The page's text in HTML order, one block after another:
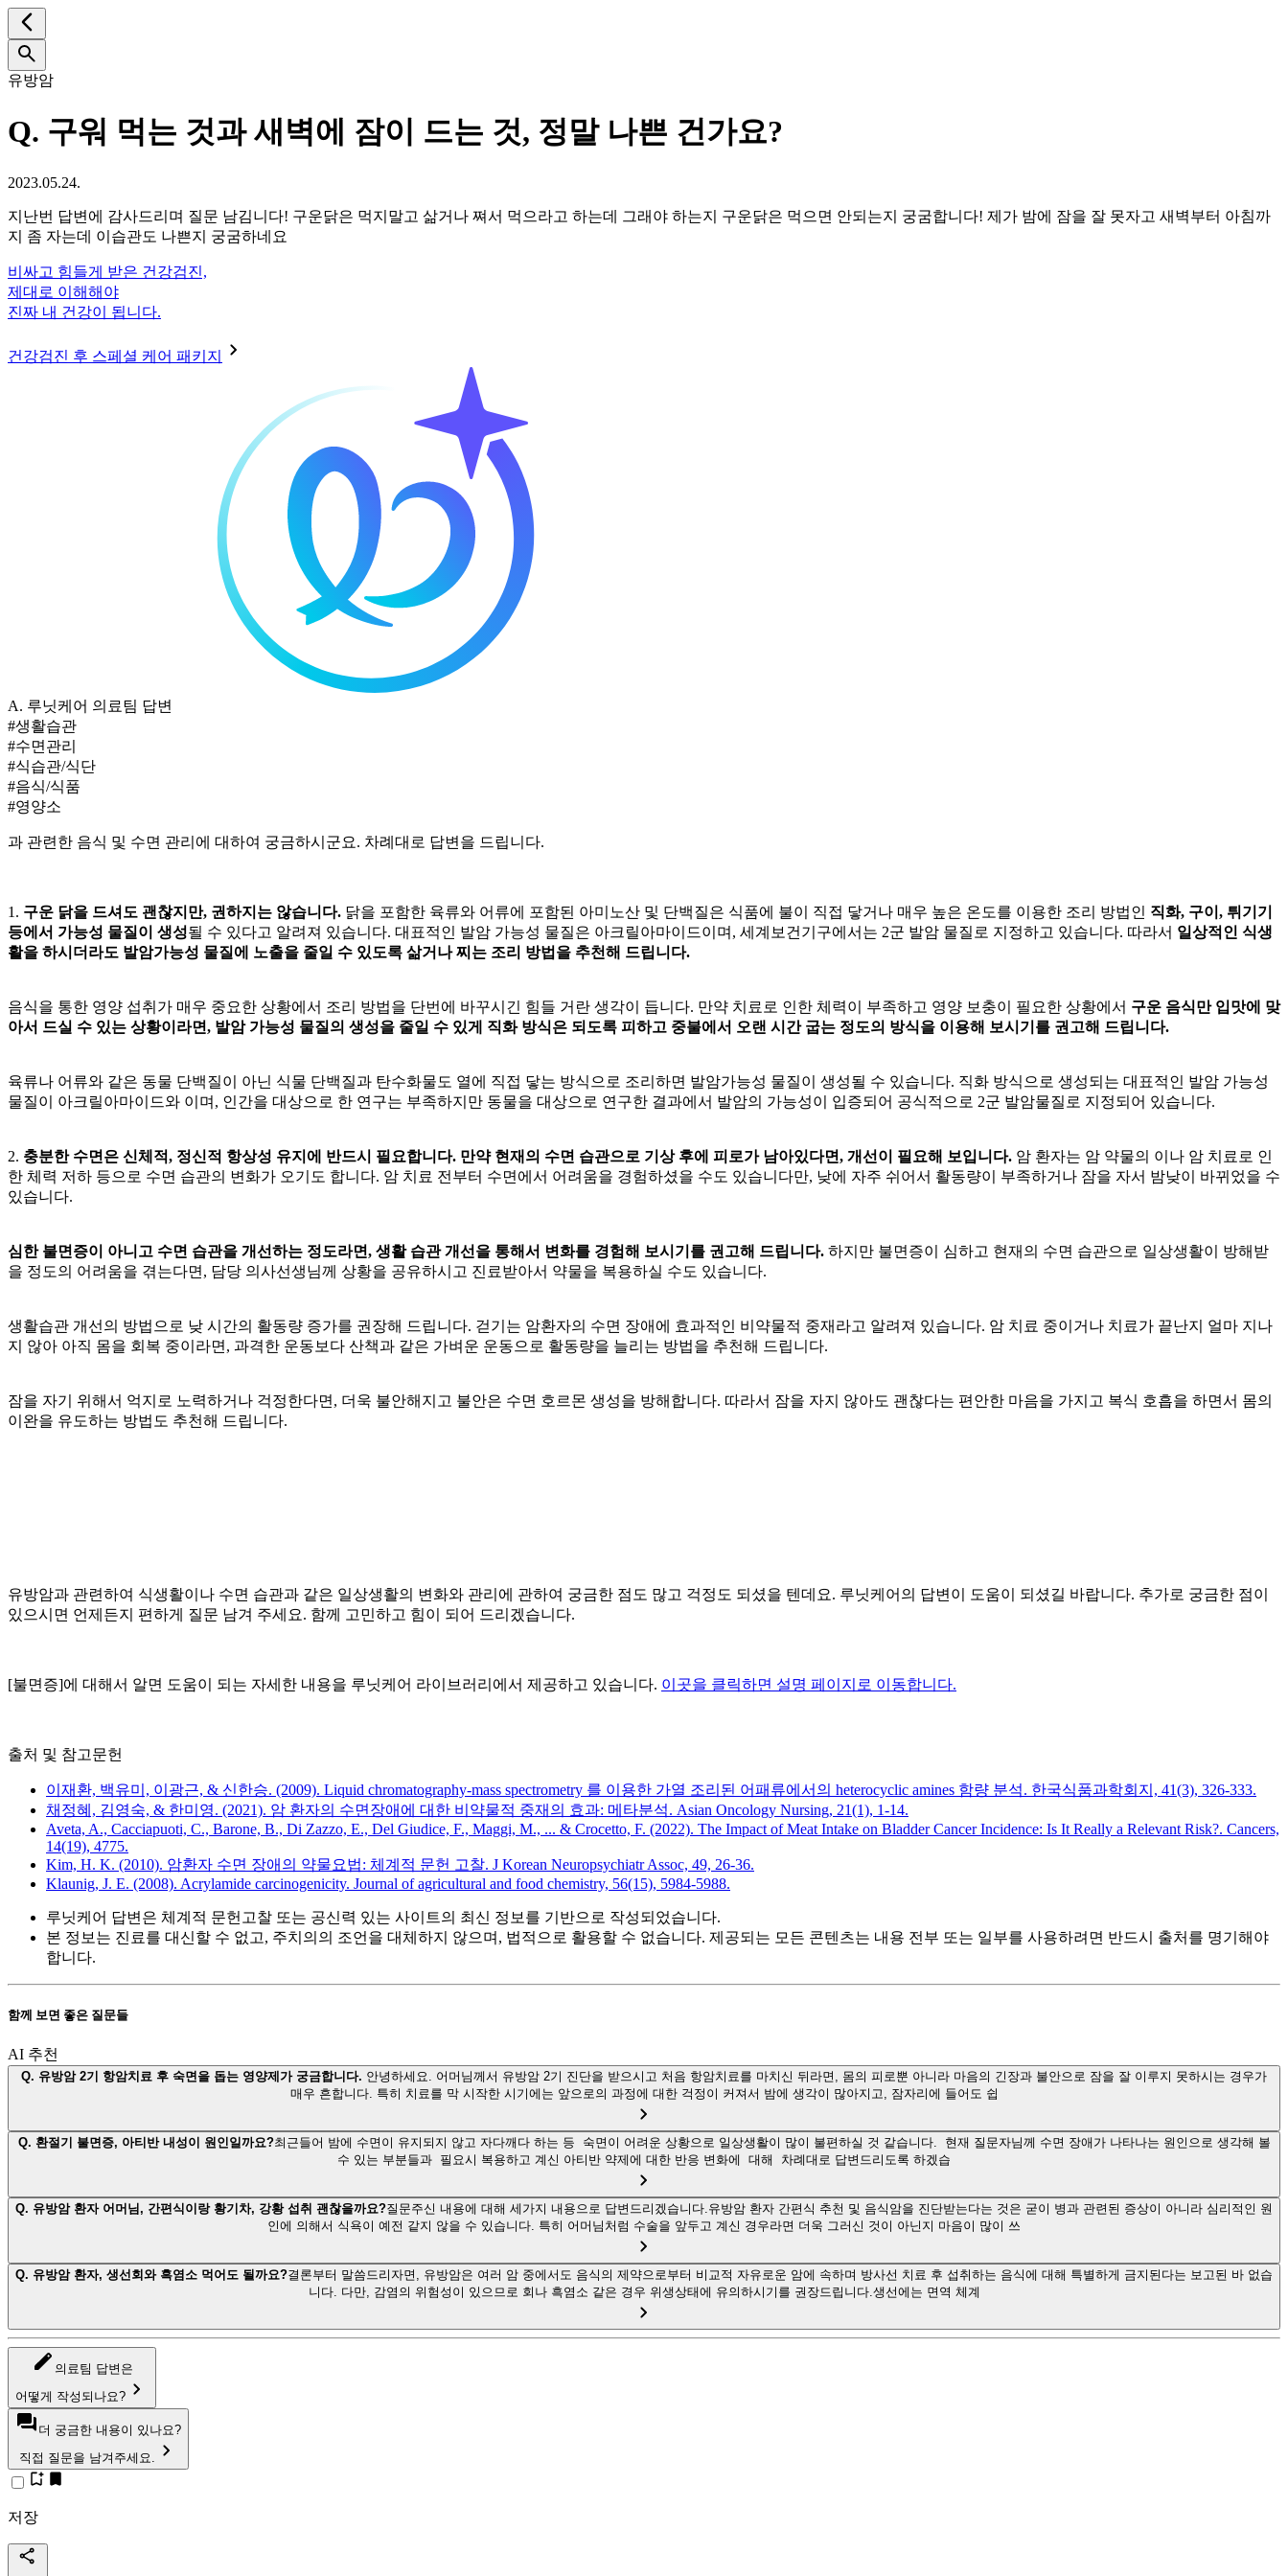
유방암
Q. 구워 먹는 것과 새벽에 잠이 드는 것, 정말 나쁜 건가요?
2023.05.24.
지난번 답변에 감사드리며 질문 남김니다! 구운닭은 먹지말고 삶거나 쪄서 먹으라고 하는데 그래야 하는지 구운닭은 먹으면 안되는지 궁굼합니다! 제가 밤에 잠을 잘 못자고 새벽부터 아침까
지 좀 자는데 이습관도 나쁜지 궁굼하네요
비싸고 힘들게 받은 건강검진,
제대로 이해해야
진짜 내 건강이 됩니다.
건강검진 후 스페셜 케어 패키지
A. 루닛케어 의료팀 답변
#생활습관
#수면관리
#식습관/식단
#음식/식품
#영양소
과 관련한 음식 및 수면 관리에 대하여 궁금하시군요. 차례대로 답변을 드립니다.
1. 구운 닭을 드셔도 괜찮지만, 권하지는 않습니다. 닭을 포함한 육류와 어류에 포함된 아미노산 및 단백질은 식품에 불이 직접 닿거나 매우 높은 온도를 이용한 조리 방법인 직화, 구이, 튀기기
등에서 가능성 물질이 생성될 수 있다고 알려져 있습니다. 대표적인 발암 가능성 물질은 아크릴아마이드이며, 세계보건기구에서는 2군 발암 물질로 지정하고 있습니다. 따라서 일상적인 식생
활을 하시더라도 발암가능성 물질에 노출을 줄일 수 있도록 삶거나 찌는 조리 방법을 추천해 드립니다.
음식을 통한 영양 섭취가 매우 중요한 상황에서 조리 방법을 단번에 바꾸시긴 힘들 거란 생각이 듭니다. 만약 치료로 인한 체력이 부족하고 영양 보충이 필요한 상황에서 구운 음식만 입맛에 맞
아서 드실 수 있는 상황이라면, 발암 가능성 물질의 생성을 줄일 수 있게 직화 방식은 되도록 피하고 중불에서 오랜 시간 굽는 정도의 방식을 이용해 보시기를 권고해 드립니다.
육류나 어류와 같은 동물 단백질이 아닌 식물 단백질과 탄수화물도 열에 직접 닿는 방식으로 조리하면 발암가능성 물질이 생성될 수 있습니다. 직화 방식으로 생성되는 대표적인 발암 가능성
물질이 아크릴아마이드와 이며, 인간을 대상으로 한 연구는 부족하지만 동물을 대상으로 연구한 결과에서 발암의 가능성이 입증되어 공식적으로 2군 발암물질로 지정되어 있습니다.
2. 충분한 수면은 신체적, 정신적 항상성 유지에 반드시 필요합니다. 만약 현재의 수면 습관으로 기상 후에 피로가 남아있다면, 개선이 필요해 보입니다. 암 환자는 암 약물의 이나 암 치료로 인
한 체력 저하 등으로 수면 습관의 변화가 오기도 합니다. 암 치료 전부터 수면에서 어려움을 경험하셨을 수도 있습니다만, 낮에 자주 쉬어서 활동량이 부족하거나 잠을 자서 밤낮이 바뀌었을 수
있습니다.
심한 불면증이 아니고 수면 습관을 개선하는 정도라면, 생활 습관 개선을 통해서 변화를 경험해 보시기를 권고해 드립니다. 하지만 불면증이 심하고 현재의 수면 습관으로 일상생활이 방해받
을 정도의 어려움을 겪는다면, 담당 의사선생님께 상황을 공유하시고 진료받아서 약물을 복용하실 수도 있습니다.
생활습관 개선의 방법으로 낮 시간의 활동량 증가를 권장해 드립니다. 걷기는 암환자의 수면 장애에 효과적인 비약물적 중재라고 알려져 있습니다. 암 치료 중이거나 치료가 끝난지 얼마 지나
지 않아 아직 몸을 회복 중이라면, 과격한 운동보다 산책과 같은 가벼운 운동으로 활동량을 늘리는 방법을 추천해 드립니다.
잠을 자기 위해서 억지로 노력하거나 걱정한다면, 더욱 불안해지고 불안은 수면 호르몬 생성을 방해합니다. 따라서 잠을 자지 않아도 괜찮다는 편안한 마음을 가지고 복식 호흡을 하면서 몸의
이완을 유도하는 방법도 추천해 드립니다.
유방암과 관련하여 식생활이나 수면 습관과 같은 일상생활의 변화와 관리에 관하여 궁금한 점도 많고 걱정도 되셨을 텐데요. 루닛케어의 답변이 도움이 되셨길 바랍니다. 추가로 궁금한 점이
있으시면 언제든지 편하게 질문 남겨 주세요. 함께 고민하고 힘이 되어 드리겠습니다.
[불면증]에 대해서 알면 도움이 되는 자세한 내용을 루닛케어 라이브러리에서 제공하고 있습니다. 이곳을 클릭하면 설명 페이지로 이동합니다.
출처 및 참고문헌
이재환, 백유미, 이광근, & 신한승. (2009). Liquid chromatography-mass spectrometry 를 이용한 가열 조리된 어패류에서의 heterocyclic amines 함량 분석. 한국식품과학회지, 41(3), 326-333.
채정혜, 김영숙, & 한미영. (2021). 암 환자의 수면장애에 대한 비약물적 중재의 효과: 메타분석. Asian Oncology Nursing, 21(1), 1-14.
Aveta, A., Cacciapuoti, C., Barone, B., Di Zazzo, E., Del Giudice, F., Maggi, M., ... & Crocetto, F. (2022). The Impact of Meat Intake on Bladder Cancer Incidence: Is It Really a Relevant Risk?. Cancers,
14(19), 4775.
Kim, H. K. (2010). 암환자 수면 장애의 약물요법: 체계적 문헌 고찰. J Korean Neuropsychiatr Assoc, 49, 26-36.
Klaunig, J. E. (2008). Acrylamide carcinogenicity. Journal of agricultural and food chemistry, 56(15), 5984-5988.
루닛케어 답변은 체계적 문헌고찰 또는 공신력 있는 사이트의 최신 정보를 기반으로 작성되었습니다.
본 정보는 진료를 대신할 수 없고, 주치의의 조언을 대체하지 않으며, 법적으로 활용할 수 없습니다. 제공되는 모든 콘텐츠는 내용 전부 또는 일부를 사용하려면 반드시 출처를 명기해야
합니다.
함께 보면 좋은 질문들
AI 추천
Q. 유방암 2기 항암치료 후 숙면을 돕는 영양제가 궁금합니다. 안녕하세요. 어머님께서 유방암 2기 진단을 받으시고 처음 항암치료를 마치신 뒤라면, 몸의 피로뿐 아니라 마음의 긴장과 불안으로 잠을 잘 이루지 못하시는 경우가
매우 흔합니다. 특히 치료를 막 시작한 시기에는 앞으로의 과정에 대한 걱정이 커져서 밤에 생각이 많아지고, 잠자리에 들어도 쉽
Q. 환절기 불면증, 아티반 내성이 원인일까요?최근들어 밤에 수면이 유지되지 않고 자다깨다 하는 등 숙면이 어려운 상황으로 일상생활이 많이 불편하실 것 같습니다. 현재 질문자님께 수면 장애가 나타나는 원인으로 생각해 볼
수 있는 부분들과 필요시 복용하고 계신 아티반 약제에 대한 반응 변화에 대해 차례대로 답변드리도록 하겠습
Q. 유방암 환자 어머님, 간편식이랑 황기차, 강황 섭취 괜찮을까요?질문주신 내용에 대해 세가지 내용으로 답변드리겠습니다.유방암 환자 간편식 추천 및 음식암을 진단받는다는 것은 굳이 병과 관련된 증상이 아니라 심리적인 원
인에 의해서 식욕이 예전 같지 않을 수 있습니다. 특히 어머님처럼 수술을 앞두고 계신 경우라면 더욱 그러신 것이 아닌지 마음이 많이 쓰
Q. 유방암 환자, 생선회와 흑염소 먹어도 될까요?결론부터 말씀드리자면, 유방암은 여러 암 중에서도 음식의 제약으로부터 비교적 자유로운 암에 속하며 방사선 치료 후 섭취하는 음식에 대해 특별하게 금지된다는 보고된 바 없습
니다. 다만, 감염의 위험성이 있으므로 회나 흑염소 같은 경우 위생상태에 유의하시기를 권장드립니다.생선에는 면역 체계
의료팀 답변은
어떻게 작성되나요?
더 궁금한 내용이 있나요?
직접 질문을 남겨주세요.
저장